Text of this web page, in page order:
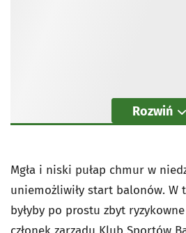
Rozwiń
Mgła i niski pułap chmur w
uniemożliwiły start balonów. W
byłyby po prostu zbyt